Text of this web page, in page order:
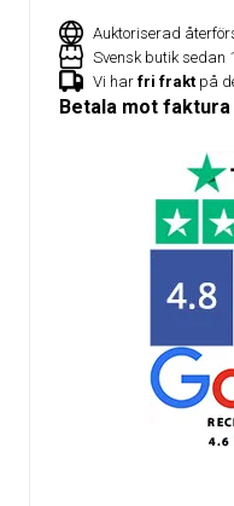
Auktoriserad
Svensk butik sedan
Vi har fri frakt på
Betala mot